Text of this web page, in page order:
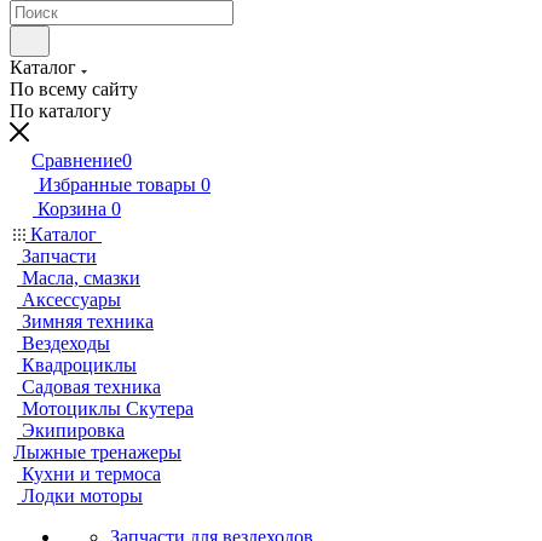
Каталог
По всему сайту
По каталогу
Сравнение0
Избранные товары 0
Корзина 0
Каталог
Запчасти
Масла, смазки
Аксессуары
Зимняя техника
Вездеходы
Квадроциклы
Садовая техника
Мотоциклы Скутера
Экипировка
Лыжные тренажеры
Кухни и термоса
Лодки моторы
Запчасти для вездеходов